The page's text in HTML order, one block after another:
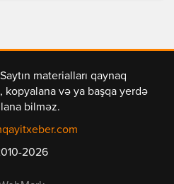
materialları qaynaq
kopyalana və ya başqa yerdə
bilməz.
2026